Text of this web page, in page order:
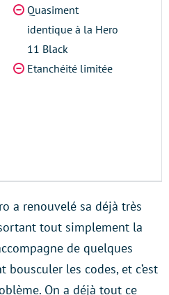
Quasiment
identique à la Hero
11 Black
Etanchéité limitée
a renouvelé sa déjà très
tout simplement la
de quelques
les codes, et c’est
On a déjà tout ce